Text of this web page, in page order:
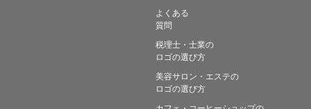
よくある
質問
税理士・士業の
ロゴの選び方
美容サロン・エステの
ロゴの選び方